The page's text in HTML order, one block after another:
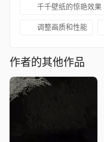
千千壁纸的惊艳效果
调整画质和性能
作者的其他作品